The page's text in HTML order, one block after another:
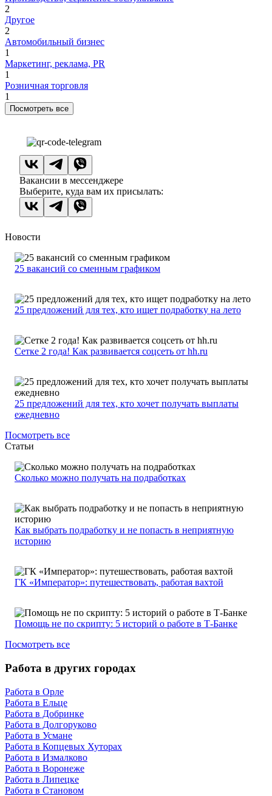
2
Другое
2
Автомобильный бизнес
1
Маркетинг, реклама, PR
1
Розничная торговля
1
Посмотреть все
Вакансии в мессенджере
Выберите, куда вам их присылать:
Новости
25 вакансий со сменным графиком
25 предложений для тех, кто ищет подработку на лето
Сетке 2 года! Как развивается соцсеть от hh.ru
25 предложений для тех, кто хочет получать выплаты
ежедневно
Посмотреть все
Статьи
Сколько можно получать на подработках
Как выбрать подработку и не попасть в неприятную
историю
ГК «Император»: путешествовать, работая вахтой
Помощь не по скрипту: 5 историй о работе в Т-Банке
Посмотреть все
Работа в других городах
Работа в Орле
Работа в Ельце
Работа в Добринке
Работа в Долгоруково
Работа в Усмане
Работа в Копцевых Хуторах
Работа в Измалково
Работа в Воронеже
Работа в Липецке
Работа в Становом